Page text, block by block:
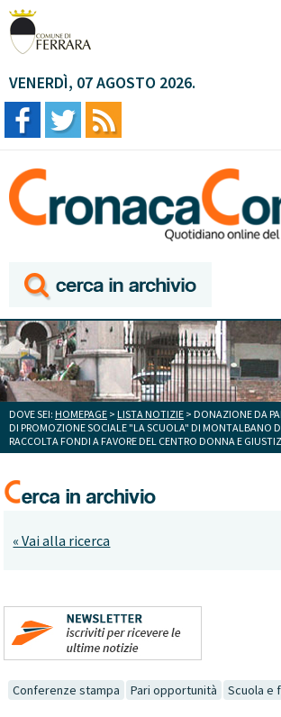
VENERDÌ, 07 AGOSTO 2026.
DOVE SEI: HOMEPAGE > LISTA NOTIZIE > DONAZIONE DA
DI PROMOZIONE SOCIALE "LA SCUOLA" DI MONTALBANO
RACCOLTA FONDI A FAVORE DEL CENTRO DONNA E
« Vai alla ricerca
Conferenze stampa Pari opportunità Scuola e